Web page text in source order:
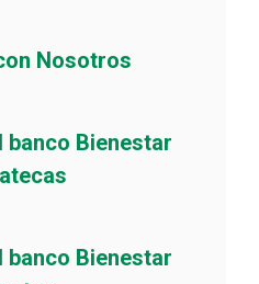
Nosotros
banco Bienestar
banco Bienestar